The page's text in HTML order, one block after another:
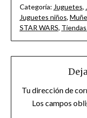
Categoría: Juguetes,
Juguetes niños,
STAR WARS,
Tu dirección de
Los campos